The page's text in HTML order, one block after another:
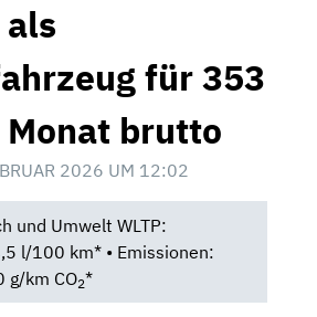
als
für 353
Monat brutto
2026 UM 12:02
und Umwelt WLTP:
l/100 km* • Emissionen:
g/km CO2*